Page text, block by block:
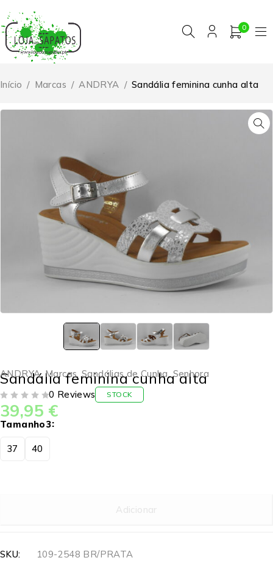
0
Início / Marcas / ANDRYA / Sandália feminina cunha alta
ANDRYA, Marcas,Sandálias de Cunha,Senhora
Sandália feminina cunha alta
0 Reviews STOCK
39,95 €
Tamanho3
37 40
Adicionar
SKU:
109-2548 BR/PRATA